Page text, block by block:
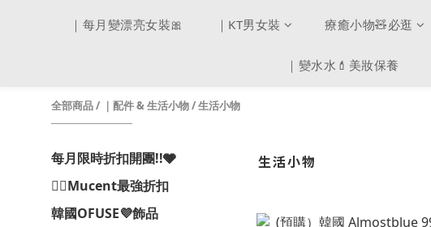
｜每月變漂亮女裝🎀 ｜KT男女裝 療癒小物🧸必逛
｜變水水💄美妝保養
全部商品/ ｜配件 & 生活小物/生活小物
每月限時折扣開團!!🩶
❤️‍🔥Mucent最強折扣
韓國OFUSE💜飾品
生活小物